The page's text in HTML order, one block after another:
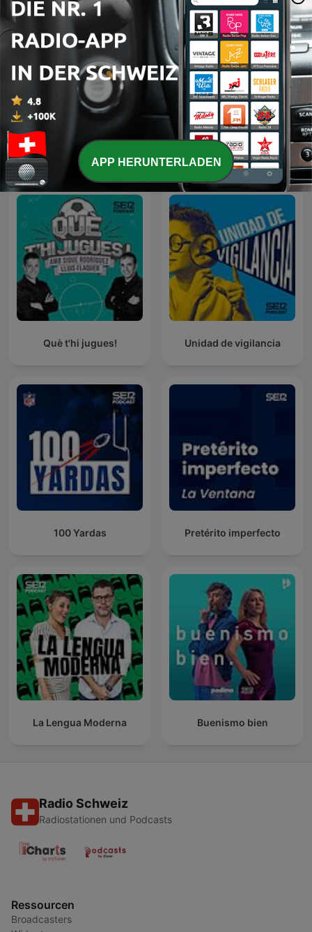
Milenio 3 La Vida Moderna
Què t'hi jugues! Unidad de vigilancia
100 Yardas Pretérito imperfecto
La Lengua Moderna Buenismo bien
Radio Schweiz
Radiostationen und Podcasts
Ressourcen
Broadcasters
APP HERUNTERLADEN